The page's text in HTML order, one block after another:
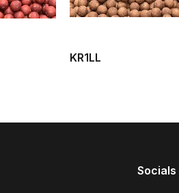
KR1LL
Socials